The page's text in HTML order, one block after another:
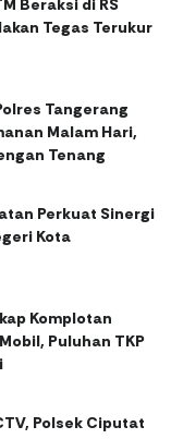
Beraksi di RS
Tegas Terukur
Tangerang
Malam Hari,
Tenang
Perkuat Sinergi
Kota
Komplotan
Puluhan TKP
Polsek Ciputat